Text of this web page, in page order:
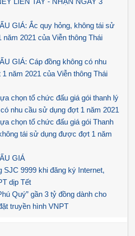
GIÁ: Ắc quy hỏng, không tái sử
2021 của Viễn thông Thái
GIÁ: Cáp đồng không có nhu
năm 2021 của Viễn thông Thái
chọn tổ chức đấu giá gói thanh lý
nhu cầu sử dụng đợt 1 năm 2021
chọn tổ chức đấu giá gói Thanh
tái sử dụng được đợt 1 năm
GIÁ
SJC 9999 khi đăng ký Internet,
dịp Tết
Quý” gần 3 tỷ đồng dành cho
truyền hình VNPT